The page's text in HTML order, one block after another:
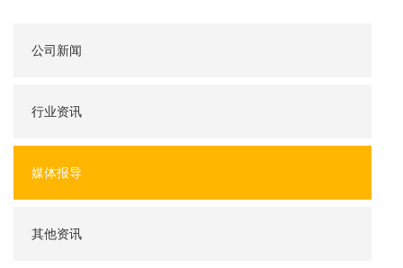
公司新闻
行业资讯
媒体报导
其他资讯